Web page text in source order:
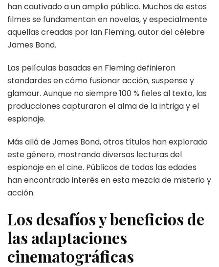
han cautivado a un amplio público. Muchos de estos
filmes se fundamentan en novelas, y especialmente
aquellas creadas por Ian Fleming, autor del célebre
James Bond.
Las películas basadas en Fleming definieron
standardes en cómo fusionar acción, suspense y
glamour. Aunque no siempre 100 % fieles al texto, las
producciones capturaron el alma de la intriga y el
espionaje.
Más allá de James Bond, otros títulos han explorado
este género, mostrando diversas lecturas del
espionaje en el cine. Públicos de todas las edades
han encontrado interés en esta mezcla de misterio y
acción.
Los desafíos y beneficios de
las adaptaciones
cinematográficas